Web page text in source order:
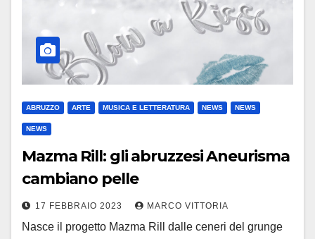
ABRUZZO ARTE MUSICA E LETTERATURA NEWS NEWS
NEWS
Mazma Rill: gli abruzzesi Aneurisma
cambiano pelle
17 FEBBRAIO 2023 MARCO VITTORIA
Nasce il progetto Mazma Rill dalle ceneri del grunge